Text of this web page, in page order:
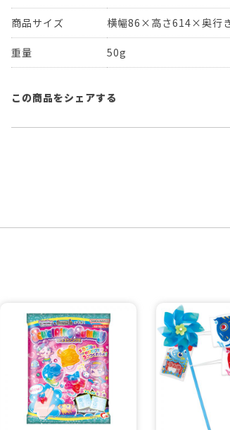
商品サイズ 横幅86×高さ614×奥行
重量 50g
この商品をシェアする